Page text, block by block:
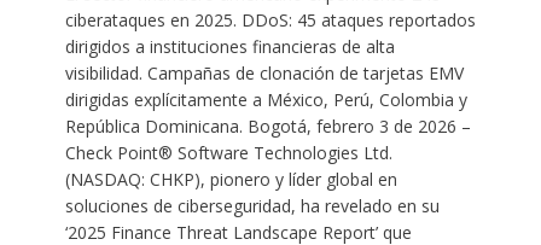
ciberataques en 2025. DDoS: 45 ataques reportados
dirigidos a instituciones financieras de alta
visibilidad. Campañas de clonación de tarjetas EMV
dirigidas explícitamente a México, Perú, Colombia y
República Dominicana. Bogotá, febrero 3 de 2026 –
Check Point® Software Technologies Ltd.
(NASDAQ: CHKP), pionero y líder global en
soluciones de ciberseguridad, ha revelado en su
‘2025 Finance Threat Landscape Report’ que